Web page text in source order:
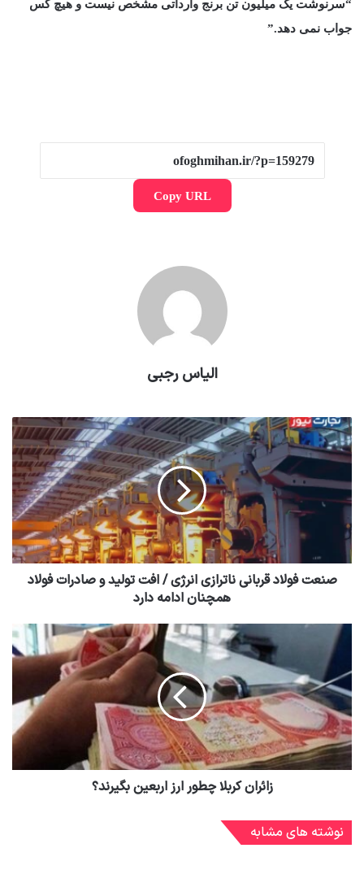
“سرنوشت یک میلیون تن برنج وارداتی مشخص نیست و هیچ کس
جواب نمی دهد.”
Copy URL
الیاس رجبی
صنعت فولاد قربانی ناترازی انرژی / افت تولید و‌ صادرات فولاد
همچنان ادامه دارد‌
زائران کربلا چطور ارز اربعین بگیرند؟
نوشته های مشابه